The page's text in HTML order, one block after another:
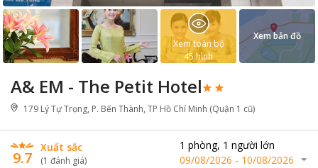
A& EM - The Petit Hotel
179 Lý Tự Trọng, P. Bến Thành, TP Hồ Chí Minh (Quận 1 cũ)
9.7
Xuất sắc
(1 đánh giá)
1 phòng, 1 người lớn
09/08/2026 - 10/08/2026
Xem toàn bộ
45 hình
Xem bản đồ